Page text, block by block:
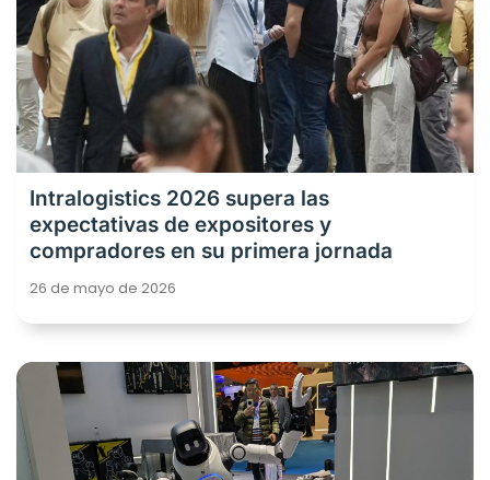
Intralogistics 2026 supera las
expectativas de expositores y
compradores en su primera jornada
26 de mayo de 2026